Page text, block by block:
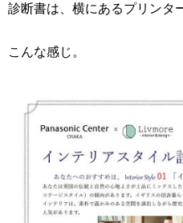
診断書は、横にあるプリンタ
こんな感じ。